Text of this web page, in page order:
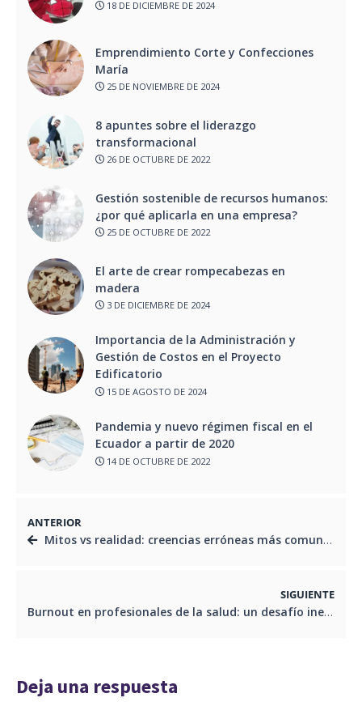
18 DE DICIEMBRE DE 2024
Emprendimiento Corte y Confecciones
María
25 DE NOVIEMBRE DE 2024
8 apuntes sobre el liderazgo
transformacional
26 DE OCTUBRE DE 2022
Gestión sostenible de recursos humanos:
¿por qué aplicarla en una empresa?
25 DE OCTUBRE DE 2022
El arte de crear rompecabezas en
madera
3 DE DICIEMBRE DE 2024
Importancia de la Administración y
Gestión de Costos en el Proyecto
Edificatorio
15 DE AGOSTO DE 2024
Pandemia y nuevo régimen fiscal en el
Ecuador a partir de 2020
14 DE OCTUBRE DE 2022
ANTERIOR
Mitos vs realidad: creencias erróneas más comunes sobre el VIH
SIGUIENTE
Burnout en profesionales de la salud: un desafío ineludible
Deja una respuesta